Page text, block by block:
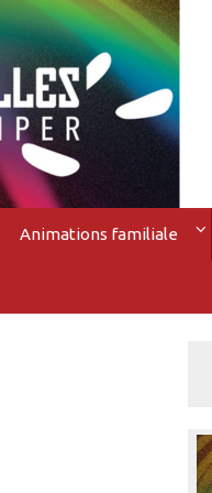
Animations familiale